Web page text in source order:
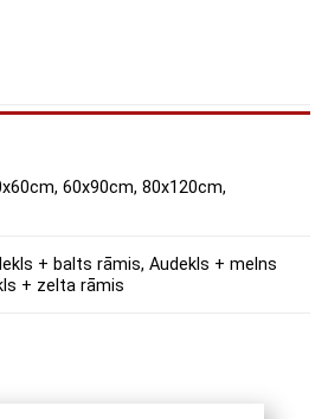
60x90cm, 80x120cm,
+ balts rāmis, Audekls + melns
+ zelta rāmis